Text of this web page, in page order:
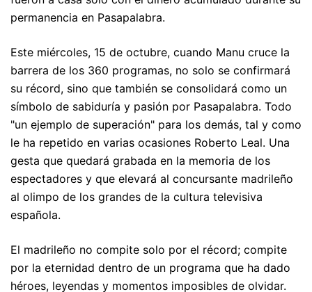
permanencia en Pasapalabra.
Este miércoles, 15 de octubre, cuando Manu cruce la
barrera de los 360 programas, no solo se confirmará
su récord, sino que también se consolidará como un
símbolo de sabiduría y pasión por Pasapalabra. Todo
"un ejemplo de superación" para los demás, tal y como
le ha repetido en varias ocasiones Roberto Leal. Una
gesta que quedará grabada en la memoria de los
espectadores y que elevará al concursante madrileño
al olimpo de los grandes de la cultura televisiva
española.
El madrileño no compite solo por el récord; compite
por la eternidad dentro de un programa que ha dado
héroes, leyendas y momentos imposibles de olvidar.